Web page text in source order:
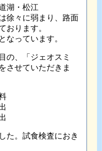
湖・松江
徐々に弱まり、路面
おります。
なっています。
の、「ジェオスミ
させていただきま
た。試食検査におき